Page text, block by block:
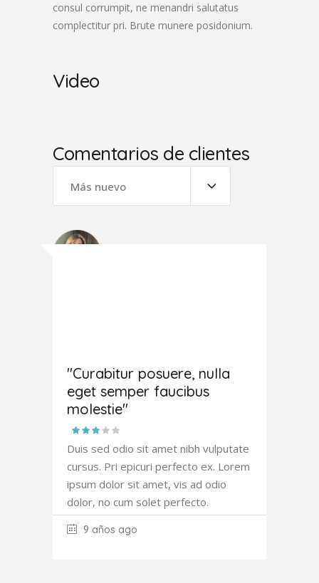
consul corrumpit, ne menandri salutatus
complectitur pri. Brute munere posidonium.
Video
Comentarios de clientes
Más nuevo
"Curabitur posuere, nulla
eget semper faucibus
molestie"
Duis sed odio sit amet nibh vulputate
cursus. Pri epicuri perfecto ex. Lorem
ipsum dolor sit amet, vis ad odio
dolor, no cum solet perfecto.
9 años ago